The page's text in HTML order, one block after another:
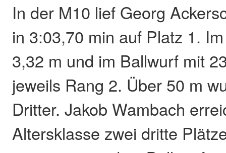
In der M10 lief Georg
in 3:03,70 min auf Platz 1.
3,32 m und im Ballwurf mit
jeweils Rang 2. Über 50 m
Dritter. Jakob Wambach
Altersklasse zwei dritte